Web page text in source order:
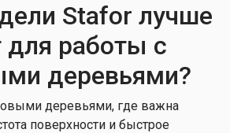
Stafor лучше
для работы с
деревьями?
деревьями, где важна
поверхности и быстрое